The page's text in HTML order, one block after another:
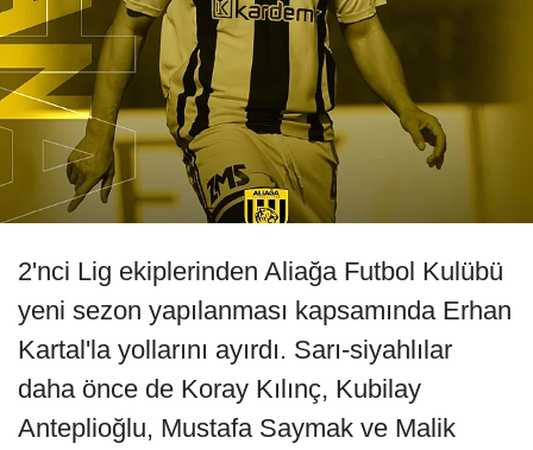
2'nci Lig ekiplerinden Aliağa Futbol Kulübü
yeni sezon yapılanması kapsamında Erhan
Kartal'la yollarını ayırdı. Sarı-siyahlılar
daha önce de Koray Kılınç, Kubilay
Anteplioğlu, Mustafa Saymak ve Malik